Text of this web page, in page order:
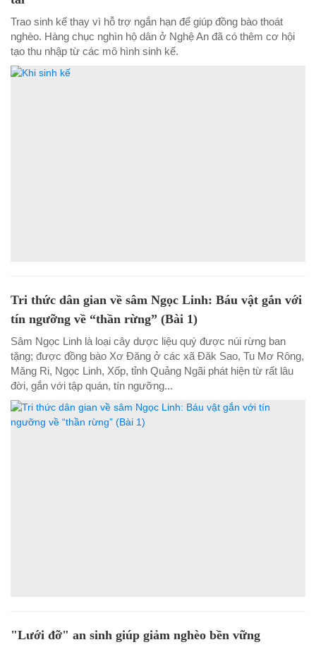
Trao sinh kế thay vì hỗ trợ ngắn hạn để giúp đồng bào thoát
nghèo. Hàng chục nghìn hộ dân ở Nghệ An đã có thêm cơ hội
tạo thu nhập từ các mô hình sinh kế.
Tri thức dân gian về sâm Ngọc Linh: Báu vật gắn với
tín ngưỡng về “thần rừng” (Bài 1)
Sâm Ngọc Linh là loại cây dược liệu quý được núi rừng ban
tặng; được đồng bào Xơ Đăng ở các xã Đăk Sao, Tu Mơ Rông,
Măng Ri, Ngọc Linh, Xốp, tỉnh Quảng Ngãi phát hiện từ rất lâu
đời, gắn với tập quán, tín ngưỡng...
"Lưới đỡ" an sinh giúp giảm nghèo bền vững